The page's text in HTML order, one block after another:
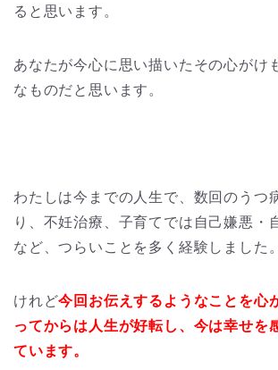
ると思います。
あなたが今心に思い描いたその心がけ
なものだと思います。
わたしは今までの人生で、数回のうつ
り、不妊治療、子育てでは自己嫌悪・
など、つらいことを多く経験しました。
けれど今回お伝えするようなことを心
ってからは人生が好転し、今は幸せを
ています。